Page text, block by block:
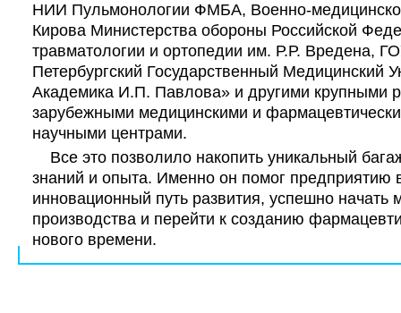
НИИ Пульмонологии ФМБА, Военно-
Кирова Министерства обороны Российской
травматологии и ортопедии им. Р.Р. Вредена,
Петербургский Государственный Медицинский
Академика И.П. Павлова» и другими крупными
зарубежными медицинскими и
научными центрами.
Все это позволило накопить уникальный
знаний и опыта. Именно он помог предприятию
инновационный путь развития, успешно начать
производства и перейти к созданию
нового времени.